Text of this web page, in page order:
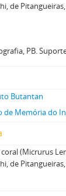
de
PB.
Butantan
de Memória do
(Micrurus
de